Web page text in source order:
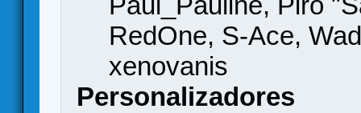
RedOne, S-Ace,
xenovanis
Personalizadores